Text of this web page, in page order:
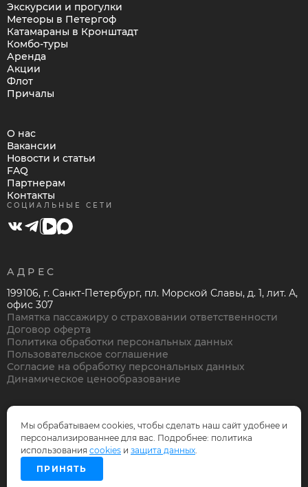
Экскурсии и прогулки
Метеоры в Петергоф
Катамараны в Кронштадт
Комбо-туры
Аренда
Акции
Флот
Причалы
О нас
Вакансии
Новости и статьи
FAQ
Партнерам
Контакты
СОЦИАЛЬНЫЕ СЕТИ
АДРЕС
199106, г. Санкт-Петербург, пл. Морской Славы, д. 1, лит. А,
офис 307
Памятка пассажиру о страховании ответственности
Договор оферта
Политика обработки персональных данных
Пользовательское соглашение
Согласие на обработку персональных данных
Динамическое ценообразование
© Нева Тревел Компани, 1995-2026
Дизайн и разработка —
Мы обрабатываем cookies, чтобы сделать наш сайт удобнее и
персонализированнее для вас. Подробнее: политика
использования cookies и защита данных.
ПРИНЯТЬ